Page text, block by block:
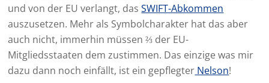
und von der EU verlangt, dasSWIFT-Abkommen
auszusetzen. Mehr als Symbolcharakter hat das aber
auch nicht, immerhin müssen ⅔ der EU-
Mitgliedsstaaten dem zustimmen. Das einzige was mir
dazu dann noch einfällt, ist ein gepflegter Nelson!